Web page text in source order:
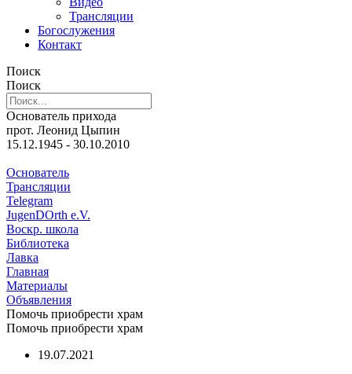
Трансляции
Богослужения
Контакт
Поиск
Поиск
Основатель прихода
прот. Леонид Цыпин
15.12.1945 - 30.10.2010
Основатель
Трансляции
Telegram
JugenDOrth e.V.
Воскр. школа
Библиотека
Лавка
Главная
Материалы
Объявления
Помочь приобрести храм
Помочь приобрести храм
19.07.2021